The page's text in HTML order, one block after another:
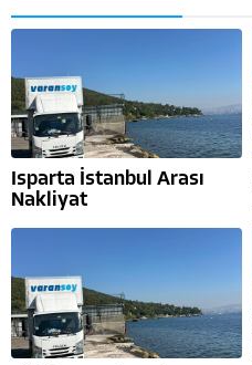
Isparta İstanbul Arası
Nakliyat